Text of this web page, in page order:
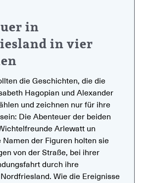
in
in vier
die Geschichten, die die
Hagopian und Alexander
und zeichnen nur für ihre
Die Abenteuer der beiden
Arlewatt un
Namen der Figuren holten sie
von der Straße, bei ihrer
durch ihre
Wie die Ereignisse